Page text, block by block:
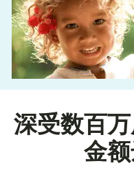
深受数百
金